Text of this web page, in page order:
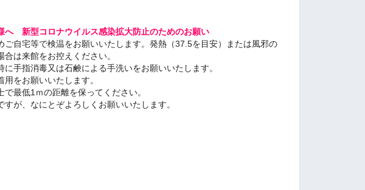
へ 新型コロナウイルス感染拡大防止のためのお願い
ご自宅等で検温をお願いいたします。発熱（37.5を目安）または風邪の
合は来館をお控えください。
に手指消毒又は石鹸による手洗いをお願いいたします。
用をお願いいたします。
で最低1ｍの距離を保ってください。
すが、なにとぞよろしくお願いいたします。